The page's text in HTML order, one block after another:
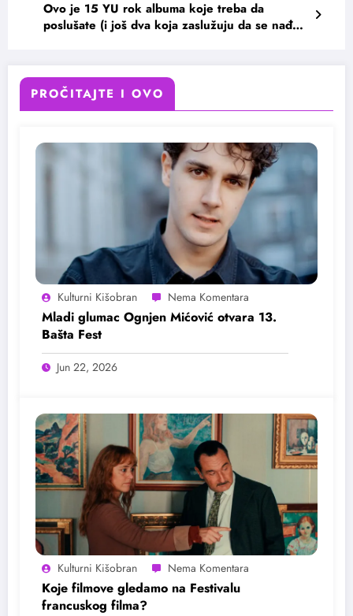
Ovo je 15 YU rok albuma koje treba da
poslušate (i još dva koja zaslužuju da se nađu
PROČITAJTE I OVO
Kulturni Kišobran
Mladi glumac Ognjen Mićović otvara 13.
Bašta Fest
Jun 22, 2026
Kulturni Kišobran
Koje filmove gledamo na Festivalu
francuskog filma?